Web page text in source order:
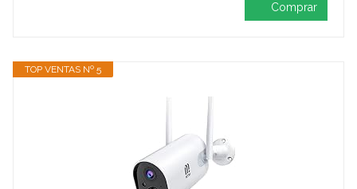
Comprar
TOP VENTAS Nº 5